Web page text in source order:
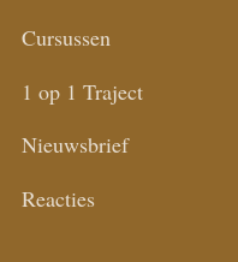
Cursussen
1 op 1 Traject
Nieuwsbrief
Reacties